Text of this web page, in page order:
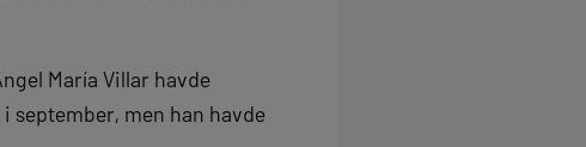
María Villar havde
men han havde